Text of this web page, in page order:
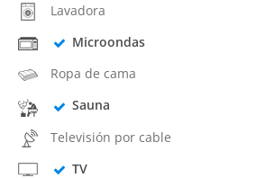
Lavadora
Microondas
Ropa de cama
Sauna
Televisión por cable
TV